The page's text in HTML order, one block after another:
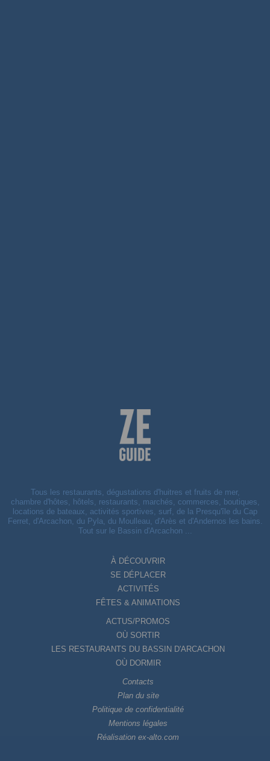
Tous les restaurants, dégustations d'huitres et fruits de mer,
chambre d'hôtes, hôtels, restaurants, marchés, commerces, boutiques,
locations de bateaux, activités sportives, surf, de la Presqu'île du Cap
Ferret, d'Arcachon, du Pyla, du Moulleau, d'Arès et d'Andernos les bains.
Tout sur le Bassin d'Arcachon ...
À DÉCOUVRIR
SE DÉPLACER
ACTIVITÉS
FÊTES & ANIMATIONS
ACTUS/PROMOS
OÙ SORTIR
LES RESTAURANTS DU BASSIN D'ARCACHON
OÙ DORMIR
Contacts
Plan du site
Politique de confidentialité
Mentions légales
Réalisation ex-alto.com